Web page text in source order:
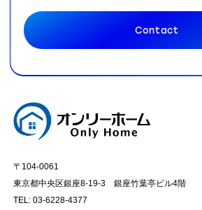
Contact
〒104-0061
東京都中央区銀座8-19-3 銀座竹葉亭ビル4階
TEL: 03-6228-4377